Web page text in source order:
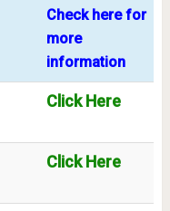
Check here for
more
information
Click Here
Click Here